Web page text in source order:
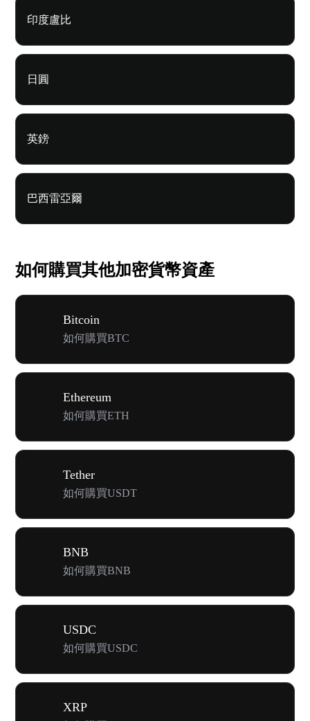
印度盧比
日圓
英鎊
巴西雷亞爾
如何購買其他加密貨幣資產
Bitcoin
如何購買BTC
Ethereum
如何購買ETH
Tether
如何購買USDT
BNB
如何購買BNB
USDC
如何購買USDC
XRP